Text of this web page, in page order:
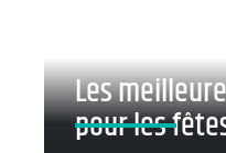
Les
pour les